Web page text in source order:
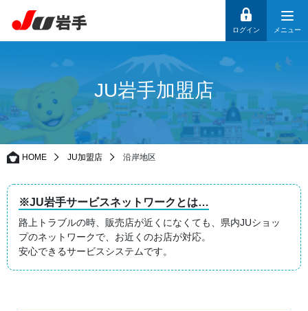
ログイン メニュー
JU岩手加盟店
HOME JU加盟店 沿岸地区
※JU岩手サービスネットワークとは…
路上トラブルの時、販売店が近くになくても、県内JUショッ
プのネットワークで、お近くのお店が対応。
安心できるサービスシステムです。